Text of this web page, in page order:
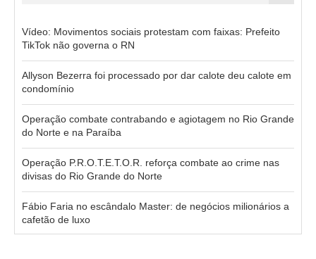
Vídeo: Movimentos sociais protestam com faixas: Prefeito
TikTok não governa o RN
Allyson Bezerra foi processado por dar calote deu calote em
condomínio
Operação combate contrabando e agiotagem no Rio Grande
do Norte e na Paraíba
Operação P.R.O.T.E.T.O.R. reforça combate ao crime nas
divisas do Rio Grande do Norte
Fábio Faria no escândalo Master: de negócios milionários a
cafetão de luxo